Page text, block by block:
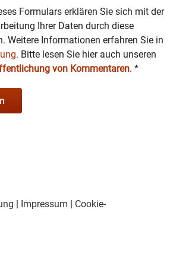
Formulars erklären Sie sich mit der
Ihrer Daten durch diese
Weitere Informationen erfahren Sie in
Bitte lesen Sie hier auch unseren
von Kommentaren. *
| Impressum | Cookie-